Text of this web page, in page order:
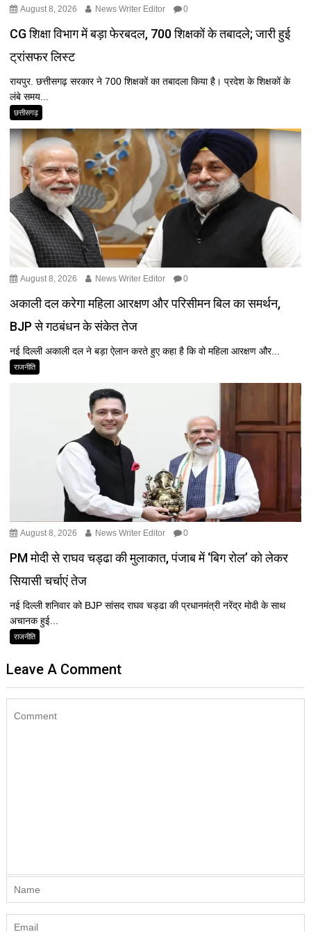
August 8, 2026 News Writer Editor 0
CG शिक्षा विभाग में बड़ा फेरबदल, 700 शिक्षकों के तबादले; जारी हुई
ट्रांसफर लिस्ट
रायपुर. छत्तीसगढ़ सरकार ने 700 शिक्षकों का तबादला किया है। प्रदेश के शिक्षकों के
लंबे समय...
छत्तीसगढ़
August 8, 2026 News Writer Editor 0
अकाली दल करेगा महिला आरक्षण और परिसीमन बिल का समर्थन,
BJP से गठबंधन के संकेत तेज
नई दिल्ली अकाली दल ने बड़ा ऐलान करते हुए कहा है कि वो महिला आरक्षण और...
राजनीति
August 8, 2026 News Writer Editor 0
PM मोदी से राघव चड्ढा की मुलाकात, पंजाब में ‘बिग रोल’ को लेकर
सियासी चर्चाएं तेज
नई दिल्ली शनिवार को BJP सांसद राघव चड्ढा की प्रधानमंत्री नरेंद्र मोदी के साथ
अचानक हुई...
राजनीति
Leave A Comment